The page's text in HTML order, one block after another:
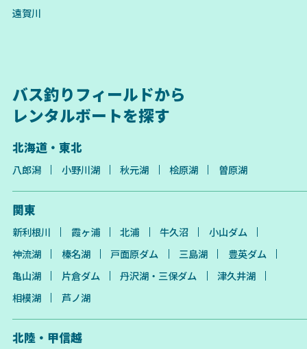
遠賀川
バス釣りフィールドから
レンタルボートを探す
北海道・東北
八郎潟 小野川湖 秋元湖 桧原湖 曽原湖
関東
新利根川 霞ヶ浦 北浦 牛久沼
小山ダム
神流湖
榛名湖 戸面原ダム 三島湖
豊英ダム
亀山湖
片倉ダム 丹沢湖・三保ダム
津久井湖
相模湖
芦ノ湖
北陸・甲信越